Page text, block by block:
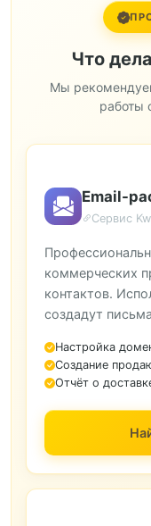
Что
Мы
работы
Email-
Сервис
коммерческих
контактов.
создадут
Настройка
Создание
Отчёт о